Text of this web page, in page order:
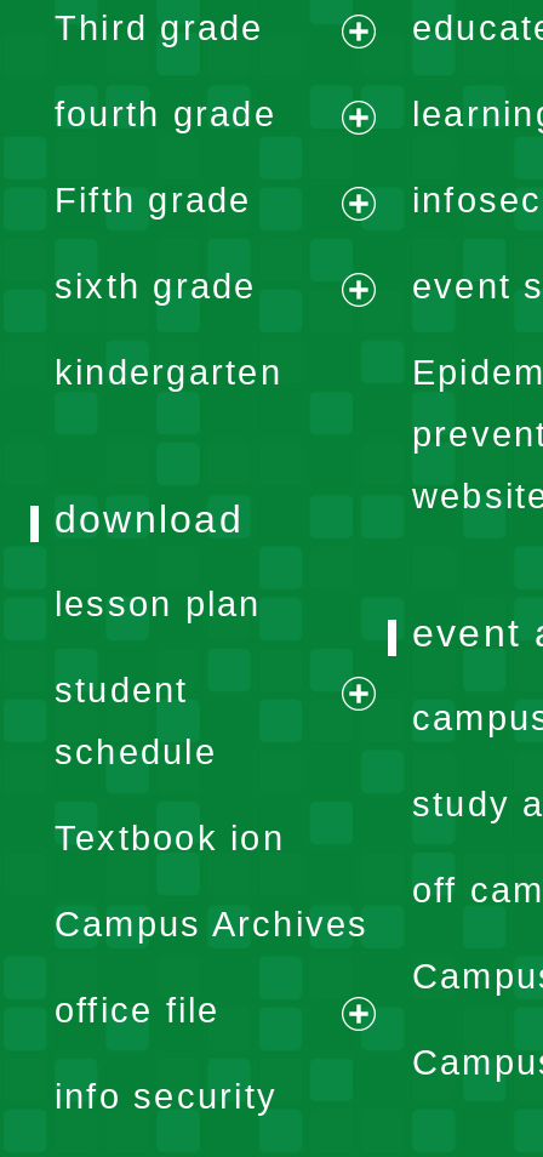
menu
Third grade
menu
fourth grade
menu
Fifth grade
menu
sixth grade
kindergarten
event
download
lesson plan
student
schedule
expand
menu
Textbook ion
Campus Archives
office file
expand
info security
event
study
off